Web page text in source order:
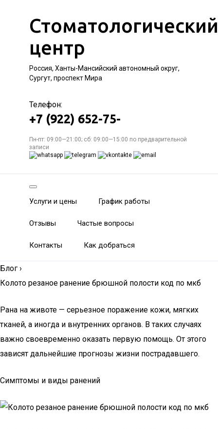
Стоматологический
центр
Россия, Ханты-Мансийский автономный округ,
Сургут, проспект Мира
Телефон:
+7 (922) 652-75-
Пн-пт: 09:00—21:00; сб: 09:00—15:00 по предварительной
записи
Услуги и цены График работы
Отзывы Частые вопросы
Контакты Как добраться
Блог ›
Колото резаное ранение брюшной полости код по мкб
Рана на животе — серьезное поражение кожи, мягких
тканей, а иногда и внутренних органов. В таких случаях
важно своевременно оказать первую помощь. От этого
зависят дальнейшие прогнозы жизни пострадавшего.
Симптомы и виды ранений